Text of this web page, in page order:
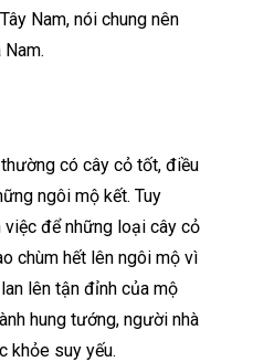
Nam, nói chung nên
có cây cỏ tốt, điều
ngôi mộ kết. Tuy
việc để những loại cây cỏ
chùm hết lên ngôi mộ vì
lên tận đỉnh của mộ
hung tướng, người nhà
khỏe suy yếu.